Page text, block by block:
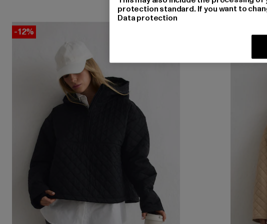
-12% -12%
protection standard. If you want to
Data protection